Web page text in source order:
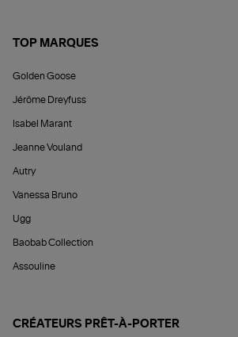
TOP MARQUES
Golden Goose
Jérôme Dreyfuss
Isabel Marant
Jeanne Vouland
Autry
Vanessa Bruno
Ugg
Baobab Collection
Assouline
CRÉATEURS PRÊT-À-PORTER